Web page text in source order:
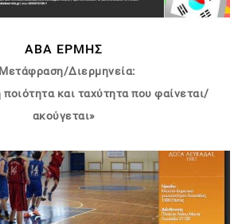
ΑΒΑ ΕΡΜΗΣ
Διερμηνεία:
και ταχύτητα που φαίνεται/
ακούγεται»